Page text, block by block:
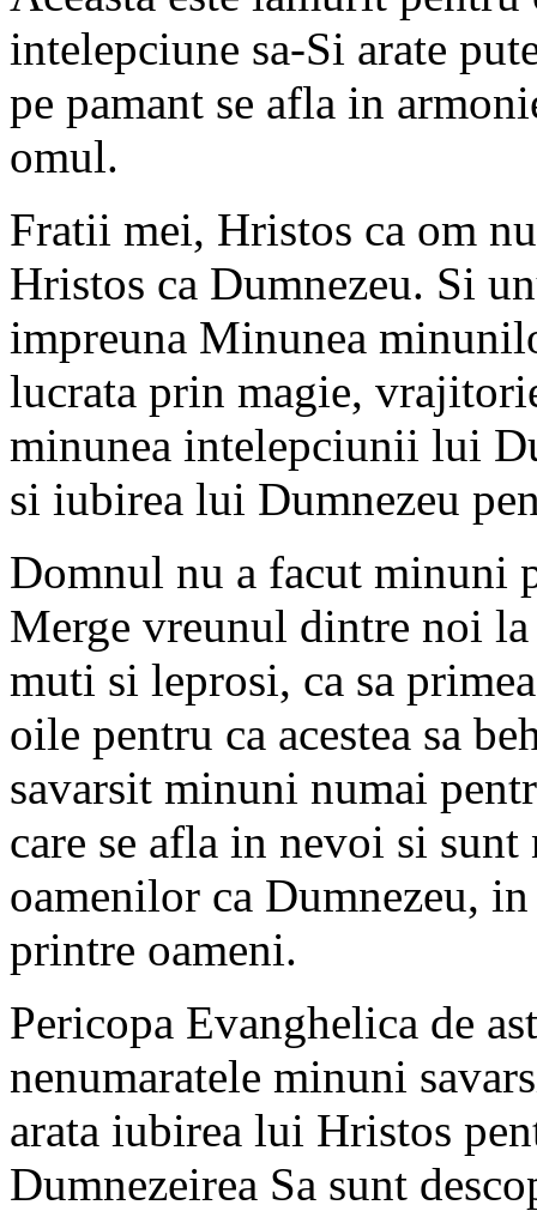
intelepciune sa-Si arate
pe pamant se afla in
omul.
Fratii mei, Hristos ca om
Hristos ca Dumnezeu. Si
impreuna Minunea
lucrata prin magie,
minunea intelepciunii lui
si iubirea lui Dumnezeu
Domnul nu a facut minuni
Merge vreunul dintre noi
muti si leprosi, ca sa
oile pentru ca acestea sa
savarsit minuni numai
care se afla in nevoi si sunt
oamenilor ca Dumnezeu,
printre oameni.
Pericopa Evanghelica de
nenumaratele minuni
arata iubirea lui Hristos
Dumnezeirea Sa sunt